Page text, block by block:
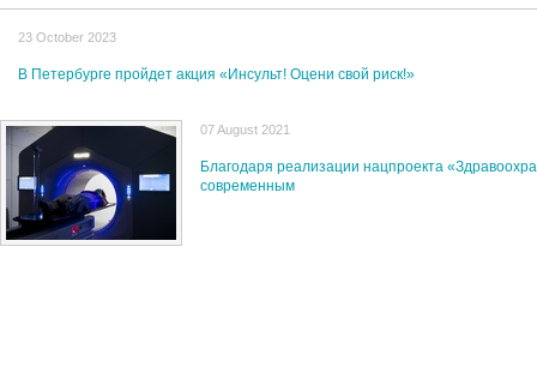
23 October 2023
В Петербурге пройдет акция «Инсульт! Оцени свой риск!»
07 August 2021
Благодаря реализации нацпроекта
современным